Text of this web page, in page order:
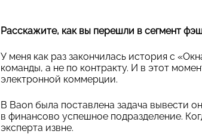
Расскажите, как вы перешли в сегмент
У меня как раз закончилась история с
команды, а не по контракту. И в этот
электронной коммерции.
В Baon была поставлена задача вывести
в финансово успешное подразделение.
эксперта извне.